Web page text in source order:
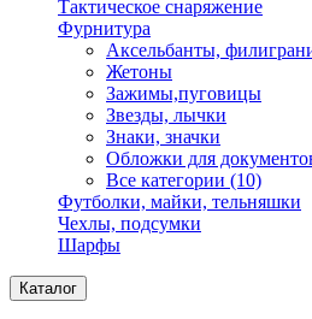
Тактическое снаряжение
Фурнитура
Аксельбанты,
Жетоны
Зажимы,пуговицы
Звезды, лычки
Знаки, значки
Обложки для
Все категории (10)
Футболки, майки, тельняшки
Чехлы, подсумки
Шарфы
Каталог